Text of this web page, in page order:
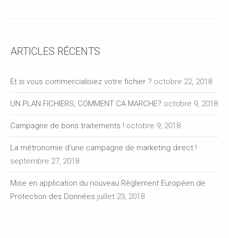
ARTICLES RÉCENTS
Et si vous commercialisiez votre fichier ? octobre 22, 2018
UN PLAN FICHIERS, COMMENT CA MARCHE? octobre 9, 2018
Campagne de bons traitements ! octobre 9, 2018
La métronomie d’une campagne de marketing direct !
septembre 27, 2018
Mise en application du nouveau Règlement Européen de
Protection des Données juillet 23, 2018